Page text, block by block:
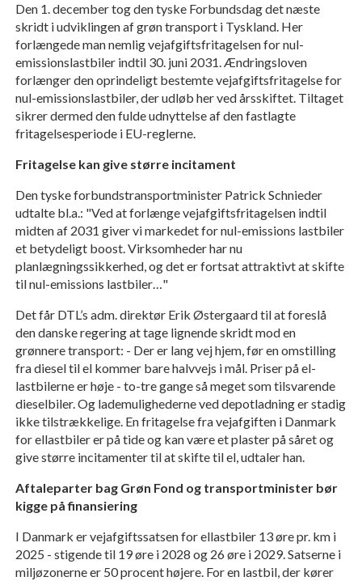
Den 1. december tog den tyske Forbundsdag det næste
skridt i udviklingen af grøn transport i Tyskland. Her
forlængede man nemlig vejafgiftsfritagelsen for nul-
emissionslastbiler indtil 30. juni 2031. Ændringsloven
forlænger den oprindeligt bestemte vejafgiftsfritagelse for
nul-emissionslastbiler, der udløb her ved årsskiftet. Tiltaget
sikrer dermed den fulde udnyttelse af den fastlagte
fritagelsesperiode i EU-reglerne.
Fritagelse kan give større incitament
Den tyske forbundstransportminister Patrick Schnieder
udtalte bl.a.: "Ved at forlænge vejafgiftsfritagelsen indtil
midten af 2031 giver vi markedet for nul-emissions lastbiler
et betydeligt boost. Virksomheder har nu
planlægningssikkerhed, og det er fortsat attraktivt at skifte
til nul-emissions lastbiler…"
Det får DTL’s adm. direktør Erik Østergaard til at foreslå
den danske regering at tage lignende skridt mod en
grønnere transport: - Der er lang vej hjem, før en omstilling
fra diesel til el kommer bare halvvejs i mål. Priser på el-
lastbilerne er høje - to-tre gange så meget som tilsvarende
dieselbiler. Og lademulighederne ved depotladning er stadig
ikke tilstrækkelige. En fritagelse fra vejafgiften i Danmark
for ellastbiler er på tide og kan være et plaster på såret og
give større incitamenter til at skifte til el, udtaler han.
Aftaleparter bag Grøn Fond og transportminister bør
kigge på finansiering
I Danmark er vejafgiftssatsen for ellastbiler 13 øre pr. km i
2025 - stigende til 19 øre i 2028 og 26 øre i 2029. Satserne i
miljøzonerne er 50 procent højere. For en lastbil, der kører